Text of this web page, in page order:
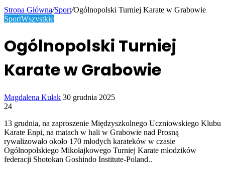
Strona Główna/Sport/Ogólnopolski Turniej Karate w Grabowie
SportWszystkie
Ogólnopolski Turniej
Karate w Grabowie
Magdalena Kułak Send
30 grudnia 2025
24
13 grudnia, na zaproszenie Międzyszkolnego Uczniowskiego Klubu
Karate Enpi, na matach w hali w Grabowie nad Prosną
rywalizowało około 170 młodych karateków w czasie
Ogólnopolskiego Mikołajkowego Turniej Karate młodzików
federacji Shotokan Goshindo Institute-Poland..